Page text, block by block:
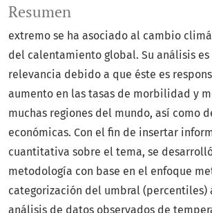
Resumen
extremo se ha asociado al cambio
del calentamiento global. Su análisis es
relevancia debido a que éste es
aumento en las tasas de morbilidad y
muchas regiones del mundo, así como
económicas. Con el fin de insertar
cuantitativa sobre el tema, se
metodología con base en el enfoque
categorización del umbral
análisis de datos observados de